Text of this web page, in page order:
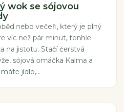
wok se sójovou
nebo večeři, který je plný
víc než pár minut, tenhle
na jistotu. Stačí čerstvá
sójová omáčka Kalma a
jídlo,...